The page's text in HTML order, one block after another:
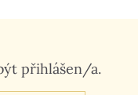
přihlášen/a.